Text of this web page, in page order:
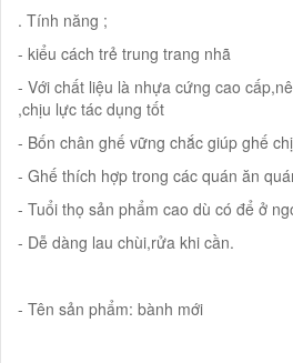
. Tính năng ;
- kiểu cách trẻ trung trang nhã
- Với chất liệu là nhựa cứng cao
,chịu lực tác dụng tốt
- Bốn chân ghế vững chắc giúp ghế
- Ghế thích hợp trong các quán ăn
- Tuổi thọ sản phẩm cao dù có để ở
- Dễ dàng lau chùi,rửa khi cần.
- Tên sản phẩm: bành mới